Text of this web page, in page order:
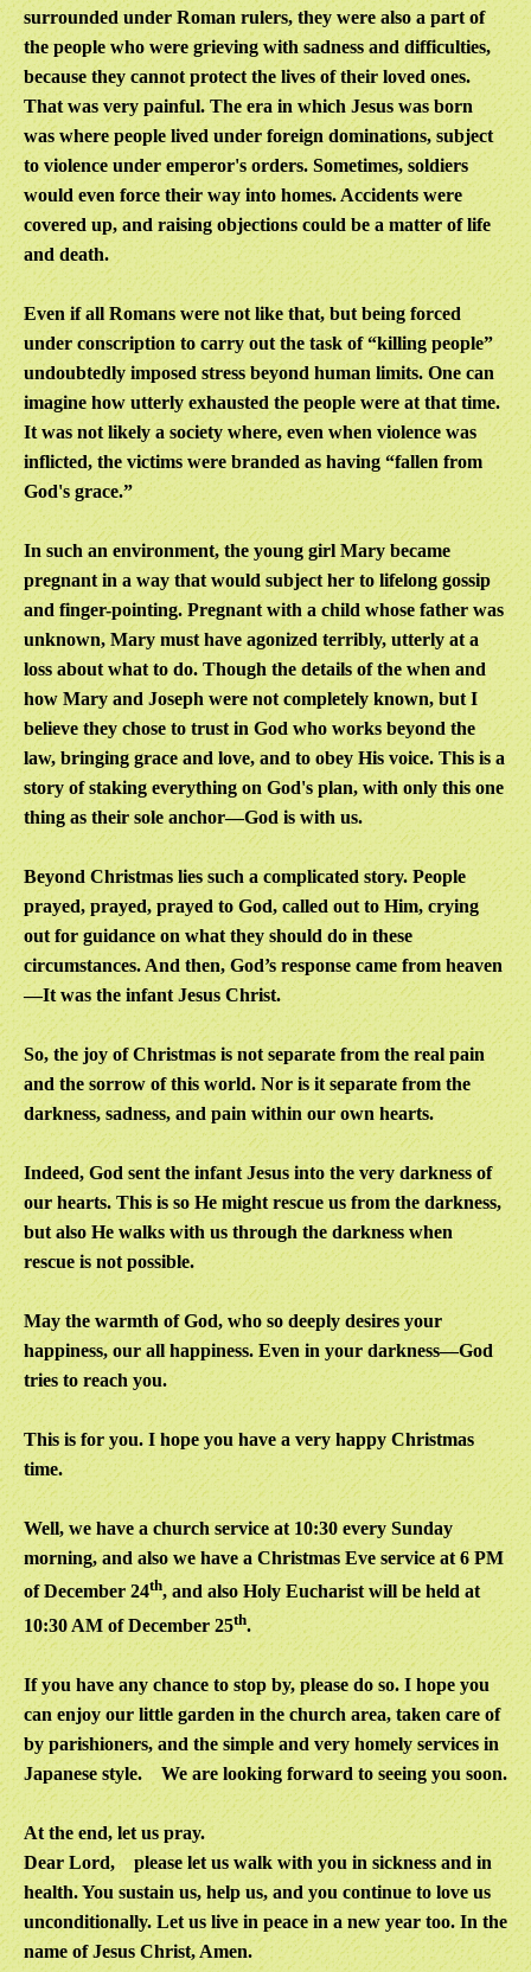
surrounded under Roman rulers, they were also a part of
the people who were grieving with sadness and difficulties,
because they cannot protect the lives of their loved ones.
That was very painful. The era in which Jesus was born
was where people lived under foreign dominations, subject
to violence under emperor's orders. Sometimes, soldiers
would even force their way into homes. Accidents were
covered up, and raising objections could be a matter of life
and death.
Even if all Romans were not like that, but being forced
under conscription to carry out the task of “killing people”
undoubtedly imposed stress beyond human limits. One can
imagine how utterly exhausted the people were at that time.
It was not likely a society where, even when violence was
inflicted, the victims were branded as having “fallen from
God's grace.”
In such an environment, the young girl Mary became
pregnant in a way that would subject her to lifelong gossip
and finger-pointing. Pregnant with a child whose father was
unknown, Mary must have agonized terribly, utterly at a
loss about what to do. Though the details of the when and
how Mary and Joseph were not completely known, but I
believe they chose to trust in God who works beyond the
law, bringing grace and love, and to obey His voice. This is a
story of staking everything on God's plan, with only this one
thing as their sole anchor—God is with us.
Beyond Christmas lies such a complicated story. People
prayed, prayed, prayed to God, called out to Him, crying
out for guidance on what they should do in these
circumstances. And then, God’s response came from heaven
—It was the infant Jesus Christ.
So, the joy of Christmas is not separate from the real pain
and the sorrow of this world. Nor is it separate from the
darkness, sadness, and pain within our own hearts.
Indeed, God sent the infant Jesus into the very darkness of
our hearts. This is so He might rescue us from the darkness,
but also He walks with us through the darkness when
rescue is not possible.
May the warmth of God, who so deeply desires your
happiness, our all happiness. Even in your darkness—God
tries to reach you.
This is for you. I hope you have a very happy Christmas
time.
Well, we have a church service at 10:30 every Sunday
morning, and also we have a Christmas Eve service at 6 PM
of December 24th, and also Holy Eucharist will be held at
10:30 AM of December 25th.
If you have any chance to stop by, please do so. I hope you
can enjoy our little garden in the church area, taken care of
by parishioners, and the simple and very homely services in
Japanese style.We are looking forward to seeing you soon.
At the end, let us pray.
Dear Lord, please let us walk with you in sickness and in
health. You sustain us, help us, and you continue to love us
unconditionally. Let us live in peace in a new year too. In the
name of Jesus Christ, Amen.